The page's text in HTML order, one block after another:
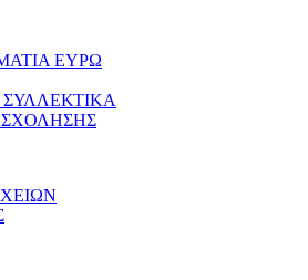
ΕΥΡΩ